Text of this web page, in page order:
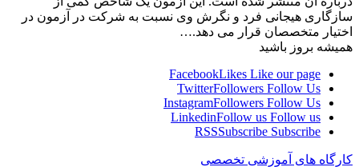
سازگاری هیجانی فرد و نگرش وی نسبت به شرکت در آزمون در
اختیار متخصصان قرار می دهد.…
همیشه بروز باشید
FacebookLikes Like our page
TwitterFollowers Follow Us
InstagramFollowers Follow Us
LinkedinFollow us Follow us
RSSSubscribe Subscribe
کارگاه های آموزشی تخصصی